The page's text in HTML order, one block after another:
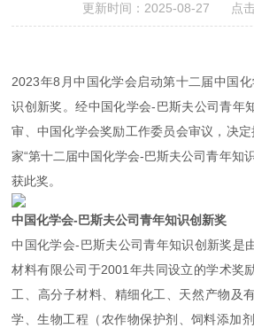
更新时间：2025-08-27 点击
2023年8月中国化学会启动第十二届中国
识创新奖。经中国化学会-巴斯夫公司青年
审、中国化学会奖励工作委员会审议，决
家“第十二届中国化学会-巴斯夫公司青年知
获此奖。
中国化学会-巴斯夫公司青年知识创新奖
中国化学会-巴斯夫公司青年知识创新奖是
材料有限公司于2001年共同设立的学术奖
工、高分子材料、精细化工、天然产物及
学、生物工程（农作物保护剂、饲料添加